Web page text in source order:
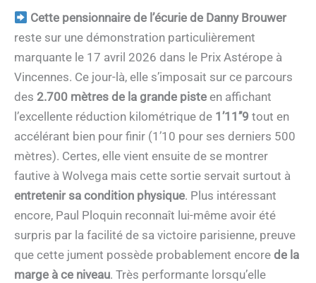
Cette pensionnaire de l’écurie de Danny Brouwer
reste sur une démonstration particulièrement
marquante le 17 avril 2026 dans le Prix Astérope à
Vincennes. Ce jour-là, elle s’imposait sur ce parcours
des 2.700 mètres de la grande piste en affichant
l’excellente réduction kilométrique de 1’11’’9 tout en
accélérant bien pour finir (1’10 pour ses derniers 500
mètres). Certes, elle vient ensuite de se montrer
fautive à Wolvega mais cette sortie servait surtout à
entretenir sa condition physique. Plus intéressant
encore, Paul Ploquin reconnaît lui-même avoir été
surpris par la facilité de sa victoire parisienne, preuve
que cette jument possède probablement encore de la
marge à ce niveau. Très performante lorsqu’elle